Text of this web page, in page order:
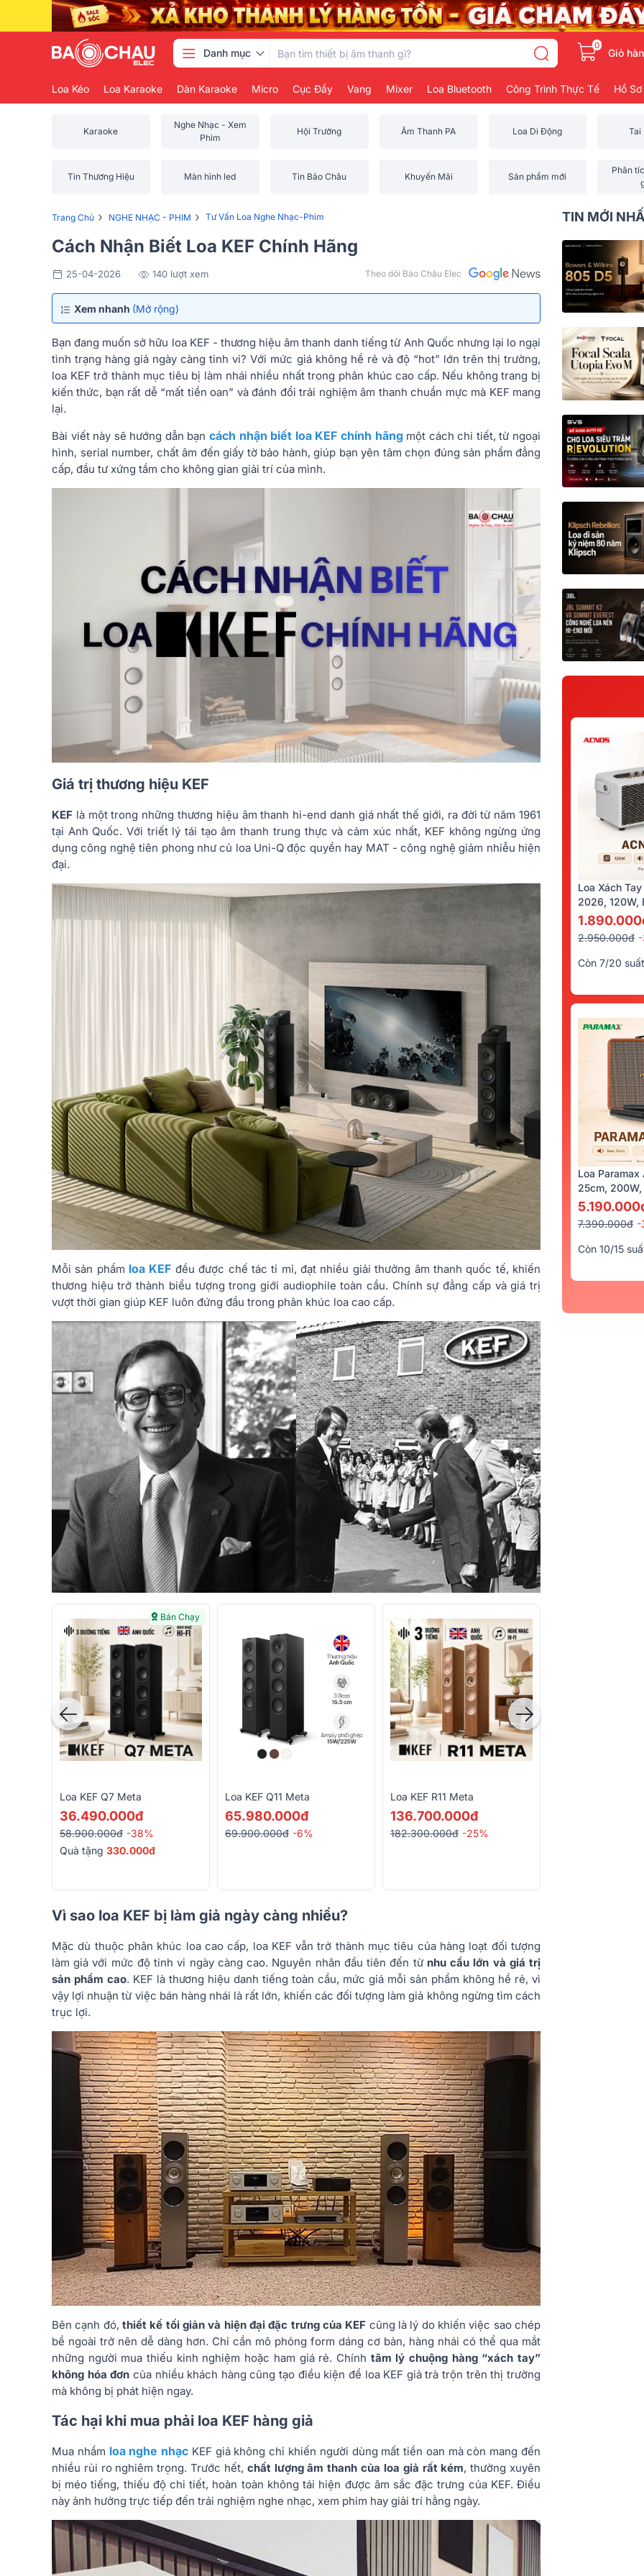
Danh mục
0
Giỏ
Loa Kéo Loa Karaoke Dàn Karaoke Micro Cục Đẩy Vang Mixer Loa Bluetooth Công Trình Thực Tế Hồ
Karaoke
Nghe Nhạc - Xem
Phim
Hội Trường Âm Thanh PA Loa Di Động Tai
Tin Thương Hiệu Màn hình led Tin Bảo Châu Khuyến Mãi Sản phẩm mới
Phân
Trang Chủ › NGHE NHẠC - PHIM › Tư Vấn Loa Nghe Nhạc-Phim
Cách Nhận Biết Loa KEF Chính Hãng
25-04-2026 140 lượt xem Theo dõi Bảo Châu Elec
Xem nhanh (Mở rộng)
Bạn đang muốn sở hữu loa KEF - thương hiệu âm thanh danh tiếng từ Anh Quốc nhưng lại lo ngại
tình trạng hàng giả ngày càng tinh vi? Với mức giá không hề rẻ và độ “hot” lớn trên thị trường,
loa KEF trở thành mục tiêu bị làm nhái nhiều nhất trong phân khúc cao cấp. Nếu không trang bị
kiến thức, bạn rất dễ “mất tiền oan” và đánh đổi trải nghiệm âm thanh chuẩn mực mà KEF mang
lại.
Bài viết này sẽ hướng dẫn bạncách nhận biết loa KEF chính hãngmột cách chi tiết, từ ngoại
hình, serial number, chất âm đến giấy tờ bảo hành, giúp bạn yên tâm chọn đúng sản phẩm đẳng
cấp, đầu tư xứng tầm cho không gian giải trí của mình.
Giá trị thương hiệu KEF
KEF là một trong những thương hiệu âm thanh hi-end danh giá nhất thế giới, ra đời từ năm 1961
tại Anh Quốc. Với triết lý tái tạo âm thanh trung thực và cảm xúc nhất, KEF không ngừng ứng
dụng công nghệ tiên phong như củ loa Uni-Q độc quyền hay MAT - công nghệ giảm nhiễu hiện
đại.
Mỗi sản phẩm loa KEF đều được chế tác tỉ mỉ, đạt nhiều giải thưởng âm thanh quốc tế, khiến
thương hiệu trở thành biểu tượng trong giới audiophile toàn cầu. Chính sự đẳng cấp và giá trị
vượt thời gian giúp KEF luôn đứng đầu trong phân khúc loa cao cấp.
Bán Chạy
Loa KEF Q7 Meta
36.490.000đ
58.900.000đ -38%
Quà tặng 330.000đ
Loa KEF Q11 Meta
65.980.000đ
69.900.000đ -6%
Loa KEF R11 Meta
136.700.000đ
182.300.000đ -25%
Vì sao loa KEF bị làm giả ngày càng nhiều?
Mặc dù thuộc phân khúc loa cao cấp, loa KEF vẫn trở thành mục tiêu của hàng loạt đối tượng
làm giả với mức độ tinh vi ngày càng cao. Nguyên nhân đầu tiên đến từ nhu cầu lớn và giá trị
sản phẩm cao. KEF là thương hiệu danh tiếng toàn cầu, mức giá mỗi sản phẩm không hề rẻ, vì
vậy lợi nhuận từ việc bán hàng nhái là rất lớn, khiến các đối tượng làm giả không ngừng tìm cách
trục lợi.
Bên cạnh đó, thiết kế tối giản và hiện đại đặc trưng của KEF cũng là lý do khiến việc sao chép
bề ngoài trở nên dễ dàng hơn. Chỉ cần mô phỏng form dáng cơ bản, hàng nhái có thể qua mắt
những người mua thiếu kinh nghiệm hoặc ham giá rẻ. Chính tâm lý chuộng hàng “xách tay”
không hóa đơn của nhiều khách hàng cũng tạo điều kiện để loa KEF giả trà trộn trên thị trường
mà không bị phát hiện ngay.
Tác hại khi mua phải loa KEF hàng giả
Mua nhầm loa nghe nhạc KEF giả không chỉ khiến người dùng mất tiền oan mà còn mang đến
nhiều rủi ro nghiêm trọng. Trước hết, chất lượng âm thanh của loa giả rất kém, thường xuyên
bị méo tiếng, thiếu độ chi tiết, hoàn toàn không tái hiện được âm sắc đặc trưng của KEF. Điều
này ảnh hưởng trực tiếp đến trải nghiệm nghe nhạc, xem phim hay giải trí hằng ngày.
TIN MỚI
Loa Xách
2026, 120W,
Kèm 2 Tay
2.950.000đ
Còn 7/20 suất
Loa
25cm,
7.390.000đ -
Còn 10/15